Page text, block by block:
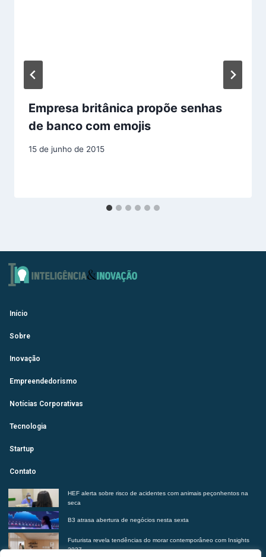
Empresa britânica propõe senhas
de banco com emojis
15 de junho de 2015
Início
Sobre
Inovação
Empreendedorismo
Notícias Corporativas
Tecnologia
Startup
Contato
HEF alerta sobre risco de acidentes com animais peçonhentos na
seca
B3 atrasa abertura de negócios nesta sexta
Futurista revela tendências do morar contemporâneo com Insights
2027